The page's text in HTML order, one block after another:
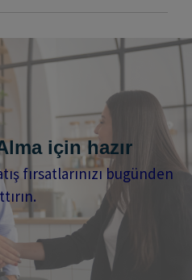
için hazır
fırsatlarınızı bugünden